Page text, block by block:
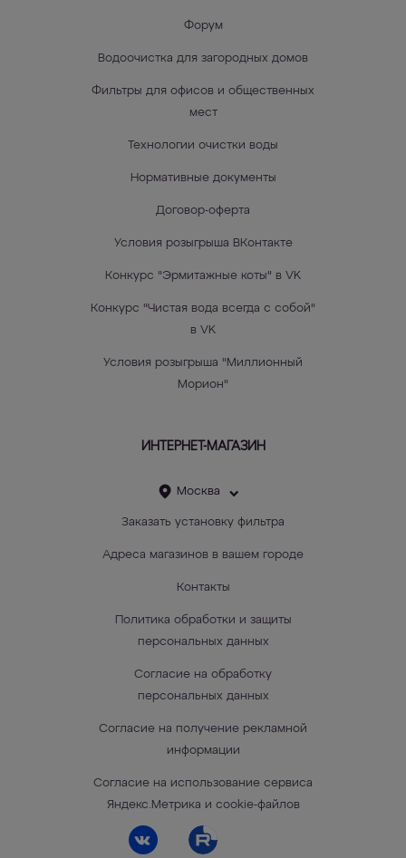
Форум
Водоочистка для загородных домов
Фильтры для офисов и общественных
мест
Технологии очистки воды
Нормативные документы
Договор-оферта
Условия розыгрыша ВКонтакте
Конкурс "Эрмитажные коты" в VK
Конкурс "Чистая вода всегда с собой"
в VK
Условия розыгрыша "Миллионный
Морион"
ИНТЕРНЕТ-МАГАЗИН
Москва
Заказать установку фильтра
Адреса магазинов в вашем городе
Контакты
Политика обработки и защиты
персональных данных
Согласие на обработку
персональных данных
Согласие на получение рекламной
информации
Согласие на использование сервиса
Яндекс.Метрика и cookie-файлов